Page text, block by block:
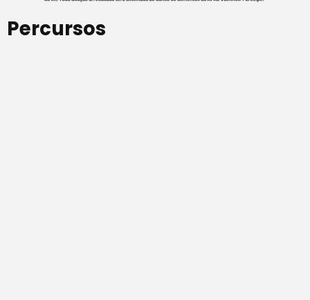
Percursos